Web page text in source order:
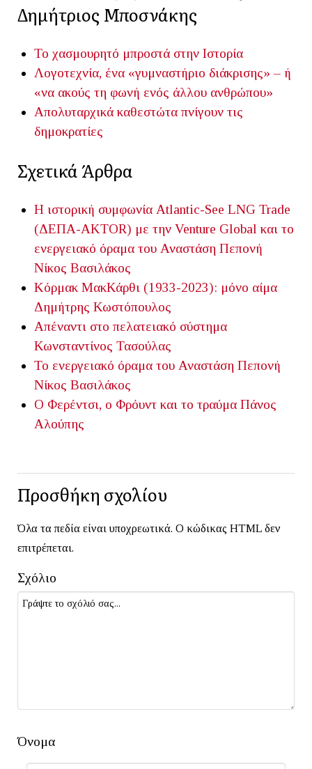
Δημήτριος Μποσνάκης
To χασμουρητό μπροστά στην Ιστορία
Λογοτεχνία, ένα «γυμναστήριο διάκρισης» – ή
«να ακούς τη φωνή ενός άλλου ανθρώπου»
Aπολυταρχικά καθεστώτα πνίγουν τις
δημοκρατίες
Σχετικά Άρθρα
Η ιστορική συμφωνία Atlantic-See LNG Trade
(ΔΕΠΑ-ΑΚTOR) με την Venture Global και το
ενεργειακό όραμα του Αναστάση Πεπονή
Νίκος Βασιλάκος
Κόρμακ ΜακΚάρθι (1933-2023): μόνο αίμα
Δημήτρης Κωστόπουλος
Απέναντι στο πελατειακό σύστημα
Κωνσταντίνος Τασούλας
Το ενεργειακό όραμα του Αναστάση Πεπονή
Νίκος Βασιλάκος
Ο Φερέντσι, ο Φρόυντ και το τραύμα Πάνος
Αλούπης
Προσθήκη σχολίου
Όλα τα πεδία είναι υποχρεωτικά. Ο κώδικας HTML δεν
επιτρέπεται.
Σχόλιο
Όνομα